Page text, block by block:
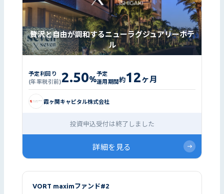
贅沢と自由が調和するニューラグジュアリーホテ
ル
予定利回り
(年率税引前)2.50%
予定
運用期間約12ヶ月
霞ヶ関キャピタル株式会社
投資申込受付は終了しました
詳細を見る
VORT maximファンド#2